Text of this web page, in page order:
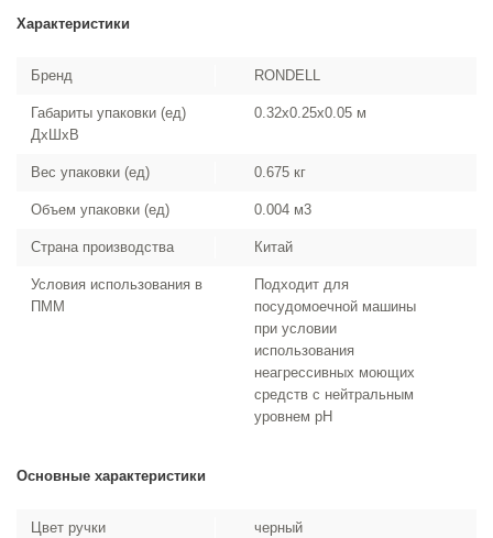
Характеристики
Бренд RONDELL
Габариты упаковки (ед)
ДхШхВ
0.32x0.25x0.05 м
Вес упаковки (ед) 0.675 кг
Объем упаковки (ед) 0.004 м3
Страна производства Китай
Условия использования в
ПММ
Подходит для
посудомоечной машины
при условии
использования
неагрессивных моющих
средств с нейтральным
уровнем pH
Основные характеристики
Цвет ручки черный